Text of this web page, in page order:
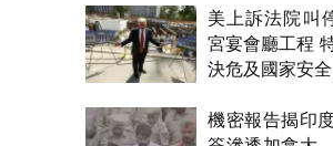
美上訴法院叫
宮宴會廳工程
決危及國家安全
機密報告揭印